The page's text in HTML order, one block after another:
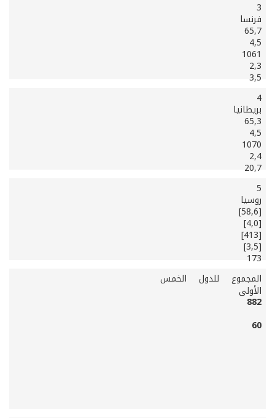
3
فرنسا
65,7
4,5
1061
2,3
3,5
4
بريطانيا
65,3
4,5
1070
2,4
20,7
5
روسيا
[58,6]
[4,0]
[413]
[3,5]
173
المجموع للدول الخمس
الأولى
882
60